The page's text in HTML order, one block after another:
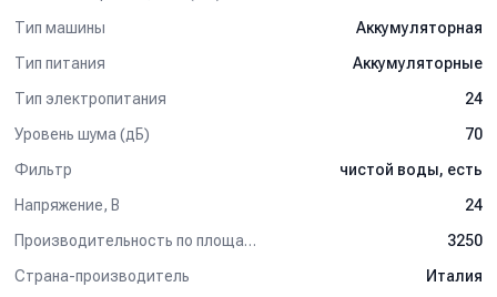
Тип машины
Аккумуляторная
Тип питания
Аккумуляторные
Тип электропитания
24
Уровень шума (дБ)
70
Фильтр
чистой воды, есть
Напряжение, В
24
Производительность по площади (м2/ч)
3250
Страна-производитель
Италия